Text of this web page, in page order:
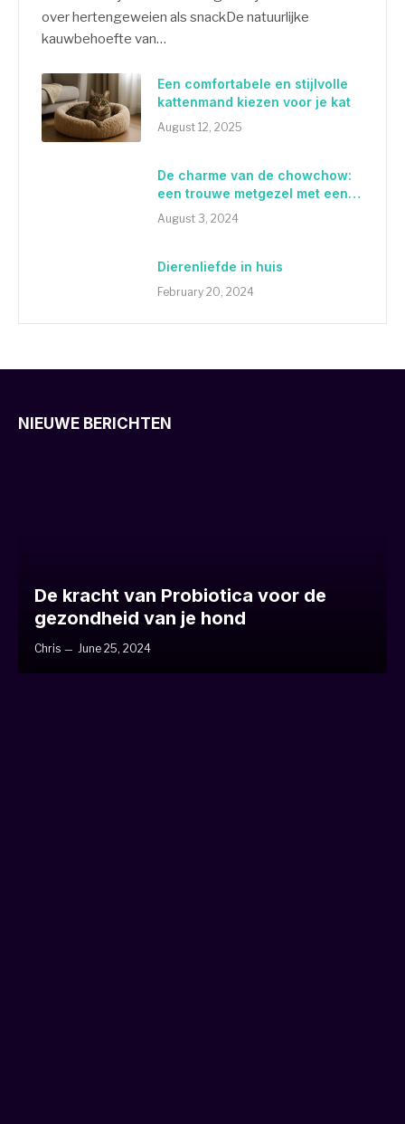
over hertengeweien als snackDe natuurlijke
kauwbehoefte van…
Een comfortabele en stijlvolle
kattenmand kiezen voor je kat
August 12, 2025
De charme van de chowchow:
een trouwe metgezel met een
leeuwenhart
August 3, 2024
Dierenliefde in huis
February 20, 2024
NIEUWE BERICHTEN
De kracht van Probiotica voor de
gezondheid van je hond
Chris June 25, 2024